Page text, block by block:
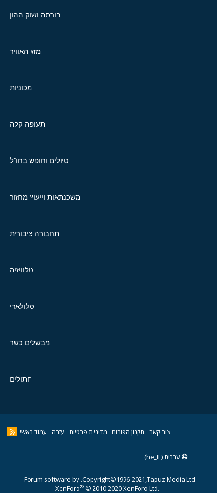
בורסה ושוק ההון
מזג האוויר
מכוניות
תעופה קלה
טיולים וחופש בחו"ל
משכנתאות וייעוץ מחזור
תחבורה ציבורית
טלוויזיה
סלולארי
מבשלים כשר
חתולים
צור קשר תקנון הפורום מדיניות פרטיות עזרה עמוד ראשי
עברית (he_IL)
Copyright©1996-2021,Tapuz Media Ltd.
Forum software by
XenForo® © 2010-2020 XenForo Ltd.